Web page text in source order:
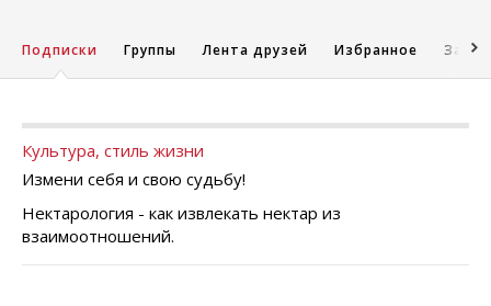
Подписки Группы Лента друзей Избранное
Культура, стиль жизни
Измени себя и свою судьбу!
Нектарология - как извлекать нектар из
взаимоотношений.